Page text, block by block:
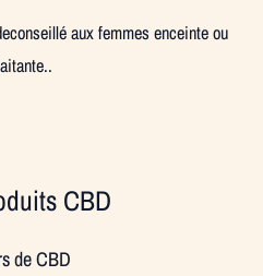
aux femmes enceinte ou
CBD
de CBD